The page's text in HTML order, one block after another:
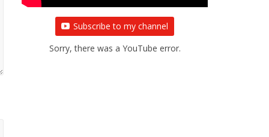
Subscribe to my channel
Sorry, there was a YouTube error.